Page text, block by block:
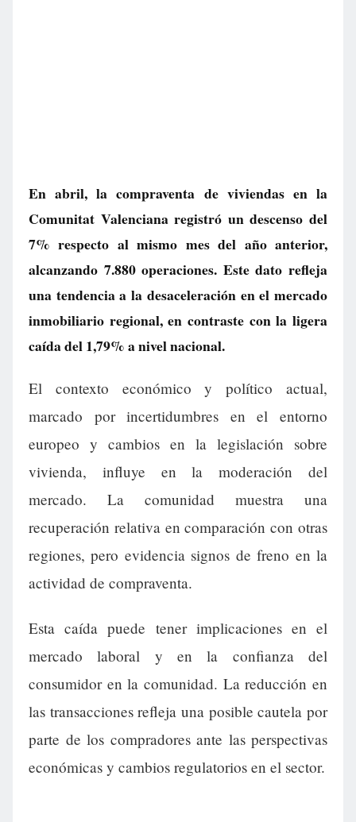
En abril, la compraventa de viviendas en la
Comunitat Valenciana registró un descenso del
7% respecto al mismo mes del año anterior,
alcanzando 7.880 operaciones. Este dato refleja
una tendencia a la desaceleración en el mercado
inmobiliario regional, en contraste con la ligera
caída del 1,79% a nivel nacional.
El contexto económico y político actual,
marcado por incertidumbres en el entorno
europeo y cambios en la legislación sobre
vivienda, influye en la moderación del
mercado. La comunidad muestra una
recuperación relativa en comparación con otras
regiones, pero evidencia signos de freno en la
actividad de compraventa.
Esta caída puede tener implicaciones en el
mercado laboral y en la confianza del
consumidor en la comunidad. La reducción en
las transacciones refleja una posible cautela por
parte de los compradores ante las perspectivas
económicas y cambios regulatorios en el sector.